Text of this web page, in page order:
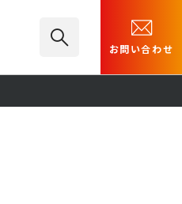
お問い合わせ